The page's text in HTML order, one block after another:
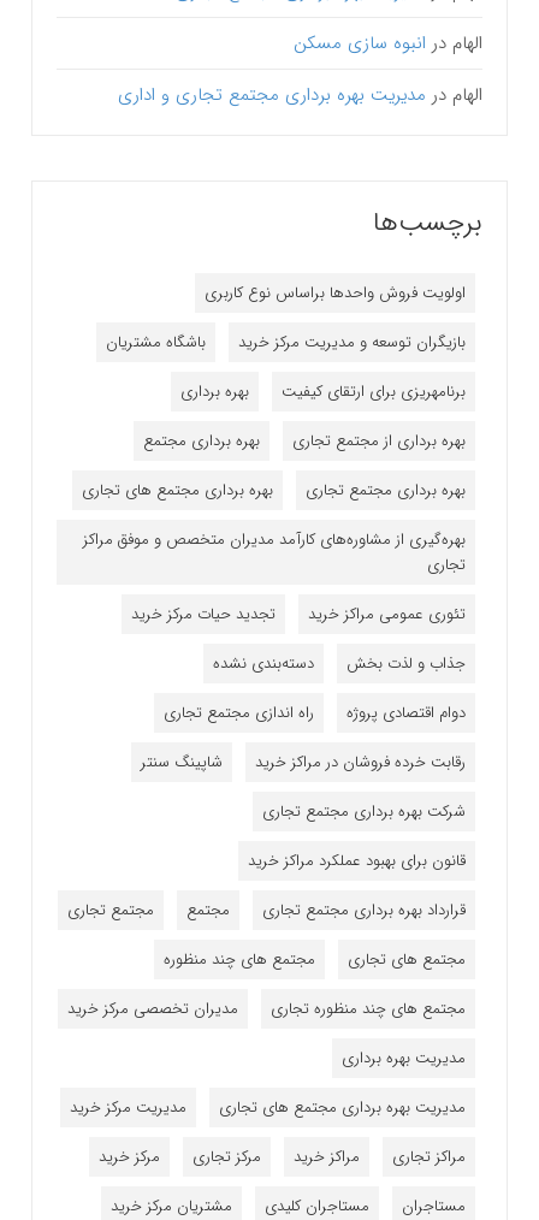
الهام در انبوه سازی مسکن
الهام در مدیریت بهره برداری مجتمع تجاری و اداری
برچسب‌ها
اولویت فروش واحدها براساس نوع کاربری
بازیگران توسعه و مدیریت مرکز خرید
باشگاه مشتریان
برنامه‎ریزی برای ارتقای کیفیت
بهره برداری
بهره برداری از مجتمع تجاری
بهره برداری مجتمع
بهره برداری مجتمع تجاری
بهره برداری مجتمع های تجاری
بهره‌گیری از مشاوره‌های کارآمد مدیران متخصص و موفق مراکز
تجاری
تئوری عمومی مراکز خرید
تجدید حیات مرکز خرید
جذاب و لذت بخش
دسته‌بندی نشده
دوام اقتصادی پروژه
راه اندازی مجتمع تجاری
رقابت خرده فروشان در مراکز خرید
شاپینگ سنتر
شرکت بهره برداری مجتمع تجاری
قانون برای بهبود عملکرد مراکز خرید
قرارداد بهره برداری مجتمع تجاری
مجتمع
مجتمع تجاری
مجتمع های تجاری
مجتمع های چند منظوره
مجتمع های چند منظوره تجاری
مدیران تخصصی مرکز خرید
مدیریت بهره برداری
مدیریت بهره برداری مجتمع های تجاری
مدیریت مرکز خرید
مراکز تجاری
مراکز خرید مرکز تجاری
مرکز خرید
مستاجران
مستاجران کلیدی
مشتریان مرکز خرید